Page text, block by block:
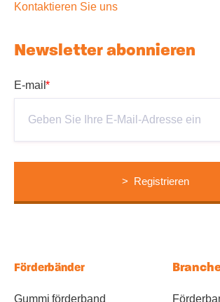
Kontaktieren Sie uns
Newsletter abonnieren
E-mail*
Förderbänder
Gummi förderband